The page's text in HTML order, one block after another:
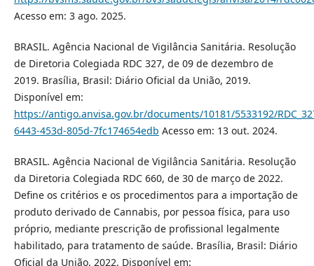
Acesso em: 3 ago. 2025.
BRASIL. Agência Nacional de Vigilância Sanitária. Resolução
de Diretoria Colegiada RDC 327, de 09 de dezembro de
2019. Brasília, Brasil: Diário Oficial da União, 2019.
Disponível em:
https://antigo.anvisa.gov.br/documents/10181/5533192/
6443-453d-805d-7fc174654edb Acesso em: 13 out. 2024.
BRASIL. Agência Nacional de Vigilância Sanitária. Resolução
da Diretoria Colegiada RDC 660, de 30 de março de 2022.
Define os critérios e os procedimentos para a importação de
produto derivado de Cannabis, por pessoa física, para uso
próprio, mediante prescrição de profissional legalmente
habilitado, para tratamento de saúde. Brasília, Brasil: Diário
Oficial da União, 2022. Disponível em: